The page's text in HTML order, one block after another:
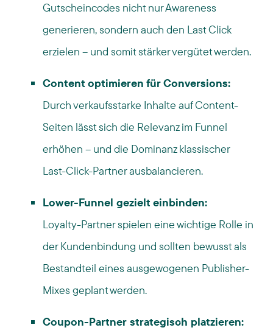
Gutscheincodes nicht nur Awareness
generieren, sondern auch den Last Click
erzielen – und somit stärker vergütet werden.
Content optimieren für Conversions:
Durch verkaufsstarke Inhalte auf Content-
Seiten lässt sich die Relevanz im Funnel
erhöhen – und die Dominanz klassischer
Last-Click-Partner ausbalancieren.
Lower-Funnel gezielt einbinden:
Loyalty-Partner spielen eine wichtige Rolle in
der Kundenbindung und sollten bewusst als
Bestandteil eines ausgewogenen Publisher-
Mixes geplant werden.
Coupon-Partner strategisch platzieren: